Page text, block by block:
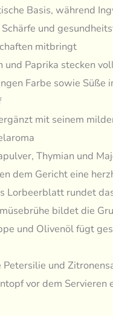
Basis, während
und
mitbringt
und Paprika stecken
Farbe sowie Süße
mit seinem
Thymian und
dem Gericht eine
Lorbeerblatt rundet
bildet die
und Olivenöl fügt
Petersilie und
vor dem Servieren